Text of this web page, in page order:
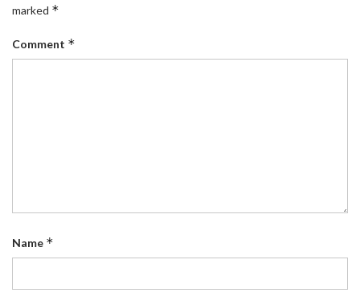
marked *
Comment *
Name *